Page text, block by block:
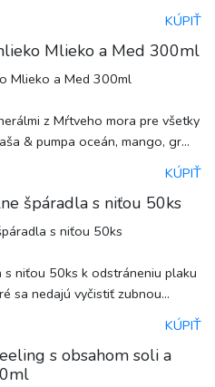
KÚPIŤ
Mlieko a Med 300ml
z Mŕtveho mora pre všetky
& pumpa oceán, mango, gr...
KÚPIŤ
špáradla s niťou 50ks
s niťou 50ks k odstráneniu plaku
sa nedajú vyčistiť zubnou...
KÚPIŤ
s obsahom soli a